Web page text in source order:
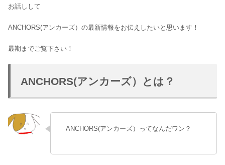
お話しして
ANCHORS(アンカーズ）の最新情報をお伝えしたいと思います！
最期までご覧下さい！
ANCHORS(アンカーズ）とは？
ANCHORS(アンカーズ）ってなんだワン？